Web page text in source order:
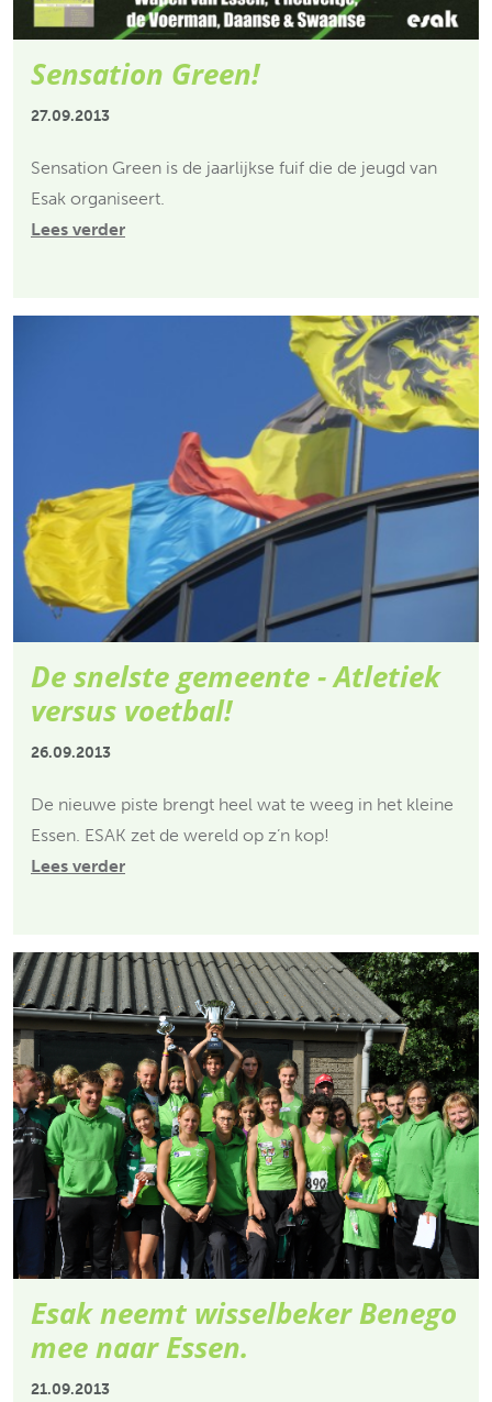
Sensation Green!
27.09.2013
Sensation Green is de jaarlijkse fuif die de jeugd van
Esak organiseert.
Lees verder
De snelste gemeente - Atletiek
versus voetbal!
26.09.2013
De nieuwe piste brengt heel wat te weeg in het kleine
Essen. ESAK zet de wereld op z’n kop!
Lees verder
Esak neemt wisselbeker Benego
mee naar Essen.
21.09.2013